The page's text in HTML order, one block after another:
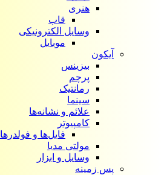
هنری
قاب
وسایل الکترونیکی
موبایل
آیکون‌
بیزینس
پرچم
رمانتیک
سینما
علائم و نشانه‌ها
کامپیوتر
فایل‌ها و فولدرها
مولتی مدیا
وسایل و ابزار
پس زمینه